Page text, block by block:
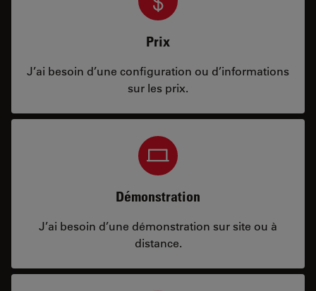
Prix
J’ai besoin d’une configuration ou d’informations
sur les prix.
Démonstration
J’ai besoin d’une démonstration sur site ou à
distance.